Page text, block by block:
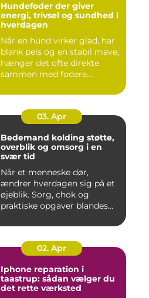
Hundefoder der giver
energi, trivsel og sundhed i
hverdagen
Når en hund virker glad, har
blank pels og en stabil mave,
hænger det ofte direkte
sammen med fodere...
03. Apr
Bedemand kolding støtte,
overblik og omsorg i en
svær tid
Når et menneske dør,
ændrer hverdagen sig på et
øjeblik. Sorg, chok og
praktiske opgaver blandes
02. Apr
Iphone reparation i
taastrup: sådan vælger du
det rette værksted